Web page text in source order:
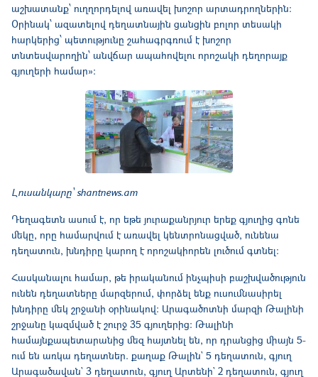
աշխատանք՝ ուղղորդելով առավել խոշոր արտադրողներին։
Օրինակ՝ ազատելով դեղատնային ցանցին բոլոր տեսակի
հարկերից՝ պետությունը շահագրգռում է խոշոր
տնտեսվարողին՝ անվճար ապահովելու որոշակի դեղորայք
գյուղերի համար»։
Լուսանկարը՝ shantnews.am
Դեղագետն ասում է, որ եթե յուրաքանրյուր երեք գյուղից գոնե
մեկը, որը համարվում է առավել կենտրոնացված, ունենա
դեղատուն, խնդիրը կարող է որոշակիորեն լուծում գտնել։
Հասկանալու համար, թե իրականում ինչպիսի բաշխվածություն
ունեն դեղատները մարզերում, փորձել ենք ուսումնասիրել
խնդիրը մեկ շրջանի օրինակով։ Արագածոտնի մարզի Թալինի
շրջանը կազմված է շուրջ 35 գյուղերից։ Թալինի
համայնքապետարանից մեզ հայտնել են, որ դրանցից միայն 5-
ում են առկա դեղատներ. քաղաք Թալին` 5 դեղատուն, գյուղ
Արագածավան` 3 դեղատուն, գյուղ Արտենի` 2 դեղատուն, գյուղ